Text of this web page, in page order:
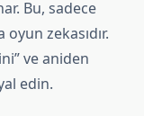
Bu, sadece
zekasıdır.
ve aniden
edin.